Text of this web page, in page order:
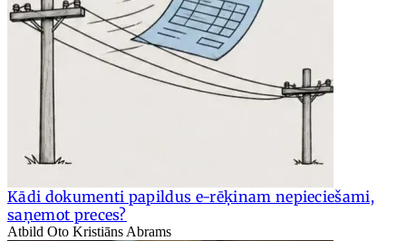
Kādi dokumenti papildus e-rēķinam nepieciešami,
saņemot preces?
Atbild Oto Kristiāns Abrams